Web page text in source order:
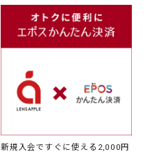
新規入会ですぐに使える2,000円